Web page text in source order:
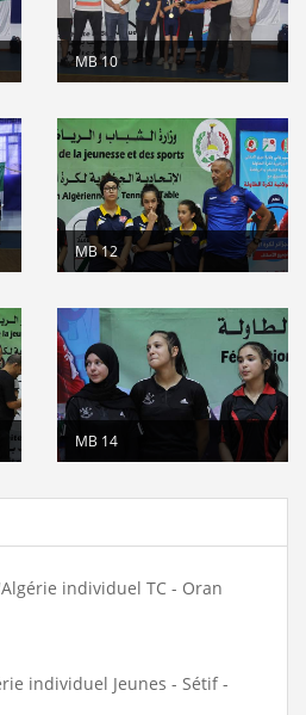
MB 10
MB 12
MB 14
individuel TC - Oran
individuel Jeunes - Sétif -